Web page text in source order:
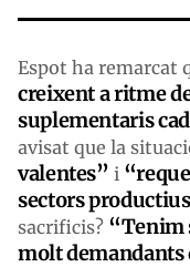
Espot ha remarcat
creixent a ritme
suplementaris
avisat que la
valentes” i
sectors
sacrificis? “Tenim
molt demandants